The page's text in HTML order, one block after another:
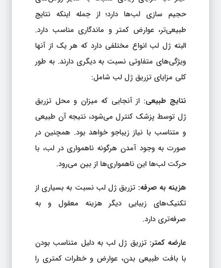
حجیم سازی لب‌ها دارد؛ از جمله اینکه نتایج
طبیعی‌تر، عوارض کمتر و ماندگاری مناسب دارد.
البته ژل لب انواع مختلفی دارد که هر یک از آنها
ویژگی‌های متفاوتی نسبت به دیگری دارند. به طور
کلی مزایای تزریق ژل لب شامل:
نتایج طبیعی: از آنجایی که میزان و محل تزریق
ژل توسط پزشک کنترل می‌شود، نتیجه آن طبیعی
و متناسب با نیاز زیباجو خواهد بود. همچنین در
صورت به وجود آمدن هرگونه ناهمواری در لب، با
حرکت لب‌ها این ناهمواری‌ها از بین می‌رود.
هزینه به صرفه: تزریق ژل لب نسبت به بسیاری از
تکنیک‌های زیبایی دیگر هزینه معقول و به
صرفه‌تری دارد.
عارضه کمتر: تزریق ژل لب به دلیل متناسب بودن
با بافت طبیعی بدن، عوارض و خطرات کمتری را